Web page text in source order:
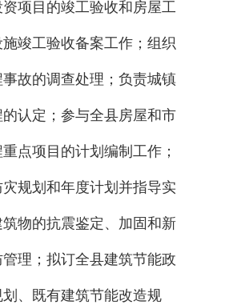
项目的竣工验收和房屋工
竣工验收备案工作；组织
故的调查处理；负责城镇
认定；参与全县房屋和市
点项目的计划编制工作；
规划和年度计划并指导实
物的抗震鉴定、加固和新
理；拟订全县建筑节能政
、既有建筑节能改造规